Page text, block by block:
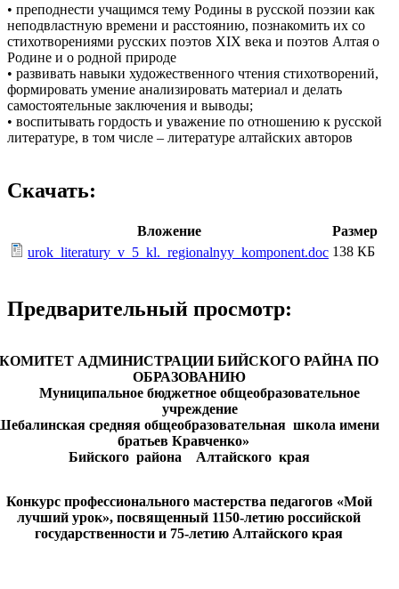
• преподнести учащимся тему Родины в русской поэзии как
неподвластную времени и расстоянию, познакомить их со
стихотворениями русских поэтов XIX века и поэтов Алтая о
Родине и о родной природе
• развивать навыки художественного чтения стихотворений,
формировать умение анализировать материал и делать
самостоятельные заключения и выводы;
• воспитывать гордость и уважение по отношению к русской
литературе, в том числе – литературе алтайских авторов
Скачать:
Вложение
Размер
urok_literatury_v_5_kl._regionalnyy_komponent.doc 138 КБ
Предварительный просмотр:
КОМИТЕТ АДМИНИСТРАЦИИ БИЙСКОГО РАЙНА ПО
ОБРАЗОВАНИЮ
Муниципальное бюджетное общеобразовательное
учреждение
средняя общеобразовательная школа имени
братьев Кравченко»
Бийского района Алтайского края
Конкурс профессионального мастерства педагогов «Мой
лучший урок», посвященный 1150-летию российской
государственности и 75-летию Алтайского края